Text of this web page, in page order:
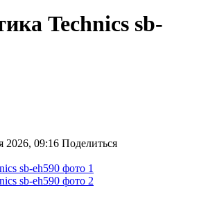
Technics sb-
2026, 09:16 Поделиться